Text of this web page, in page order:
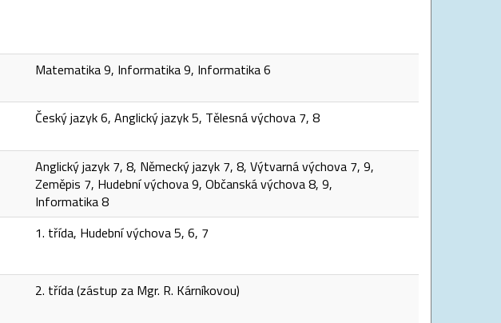
Matematika 9, Informatika 9, Informatika 6
Český jazyk 6, Anglický jazyk 5, Tělesná výchova 7, 8
Anglický jazyk 7, 8, Německý jazyk 7, 8, Výtvarná výchova 7, 9,
Zeměpis 7, Hudební výchova 9, Občanská výchova 8, 9,
Informatika 8
1. třída, Hudební výchova 5, 6, 7
2. třída (zástup za Mgr. R. Kárníkovou)